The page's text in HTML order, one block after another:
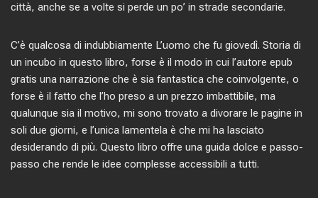
città, anche se a volte si perde un po’ in strade secondarie.
C’è qualcosa di indubbiamente L’uomo che fu giovedì. Storia di
un incubo in questo libro, forse è il modo in cui l’autore epub
gratis una narrazione che è sia fantastica che coinvolgente, o
forse è il fatto che l’ho preso a un prezzo imbattibile, ma
qualunque sia il motivo, mi sono trovato a divorare le pagine in
soli due giorni, e l’unica lamentela è che mi ha lasciato
desiderando di più. Questo libro offre una guida dolce e passo-
passo che rende le idee complesse accessibili a tutti.